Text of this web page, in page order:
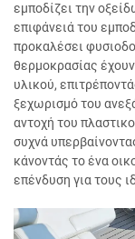
εμποδίζει την
επιφάνειά του
προκαλέσει
θερμοκρασίας
υλικού,
ξεχωρισμό του
αντοχή του
συχνά
κάνοντάς το ένα
επένδυση για τους